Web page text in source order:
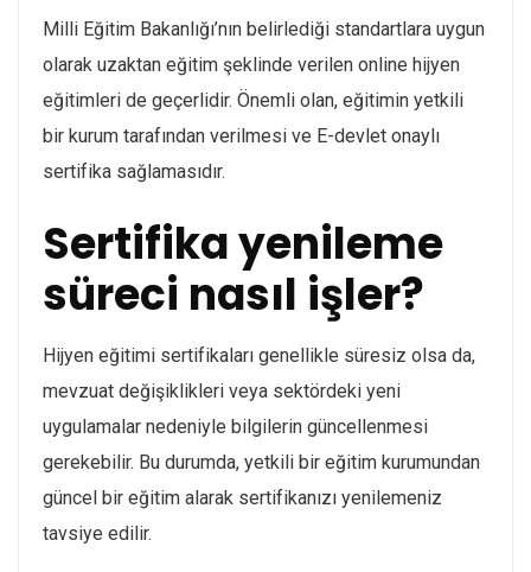
Milli Eğitim Bakanlığı’nın belirlediği standartlara uygun
olarak uzaktan eğitim şeklinde verilen online hijyen
eğitimleri de geçerlidir. Önemli olan, eğitimin yetkili
bir kurum tarafından verilmesi ve E-devlet onaylı
sertifika sağlamasıdır.
Sertifika yenileme
süreci nasıl işler?
Hijyen eğitimi sertifikaları genellikle süresiz olsa da,
mevzuat değişiklikleri veya sektördeki yeni
uygulamalar nedeniyle bilgilerin güncellenmesi
gerekebilir. Bu durumda, yetkili bir eğitim kurumundan
güncel bir eğitim alarak sertifikanızı yenilemeniz
tavsiye edilir.